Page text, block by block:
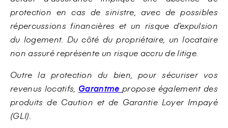
protection en cas de sinistre, avec de possibles
répercussions financières et un risque d’expulsion
du logement. Du côté du propriétaire, un locataire
non assuré représente un risque accru de litige.
Outre la protection du bien, pour sécuriser vos
revenus locatifs, Garantmepropose également des
produits de Caution et de Garantie Loyer Impayé
(GLI).